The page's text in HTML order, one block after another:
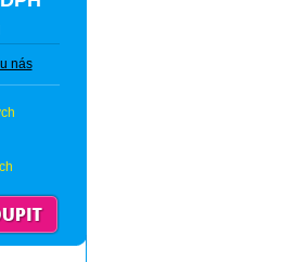
nás